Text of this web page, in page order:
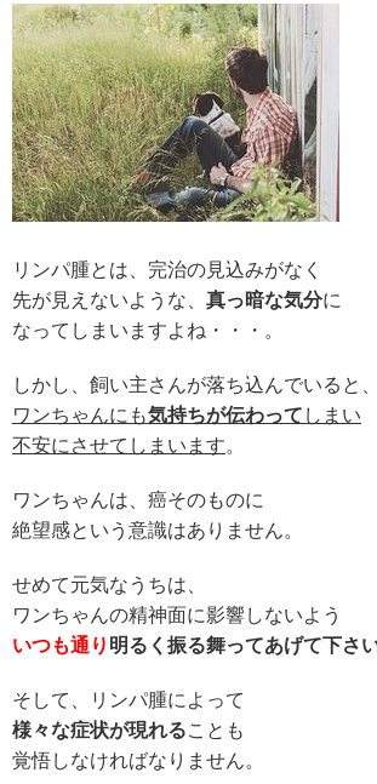
リンパ腫とは、完治の見込みがなく
先が見えないような、 真っ暗な気分に
なってしまいますよね・・・。
しかし、飼い主さんが落ち込んでいると、
ワンちゃんにも気持ちが伝わって しまい
不安にさせてしまいます。
ワンちゃんは、癌そのものに
絶望感という意識はありません。
せめて元気なうちは、
ワンちゃんの精神面に影響しないよう
いつも通り 明るく 振る舞ってあげて下さい
そして、リンパ腫によって
様々な症状が現れることも
覚悟しなければなりません。